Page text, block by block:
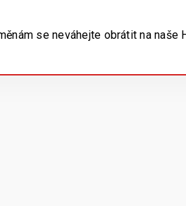
se neváhejte obrátit na naše